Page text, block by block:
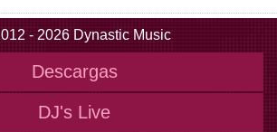
- 2026 Dynastic Music
Descargas
DJ's Live